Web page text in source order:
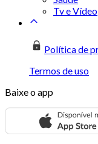
Tv e Vídeo
Política de
Termos de uso
Baixe o app